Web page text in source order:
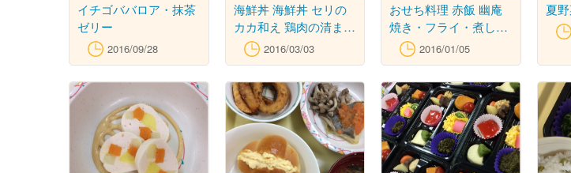
イチゴババロア・抹茶
ゼリー
2016/09/28
海鮮丼 海鮮丼 セリの
カカ和え 鶏肉の清まし
ひなまつり饅頭
2016/03/03
おせち料理 赤飯 幽庵
焼き・フライ・煮し
め・白和え お花の豆腐
2016/01/05
夏